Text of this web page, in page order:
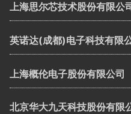
上海思尔芯技术股份有限公
英诺达(成都)电子科技有限
上海概伦电子股份有限公司
北京华大九天科技股份有限